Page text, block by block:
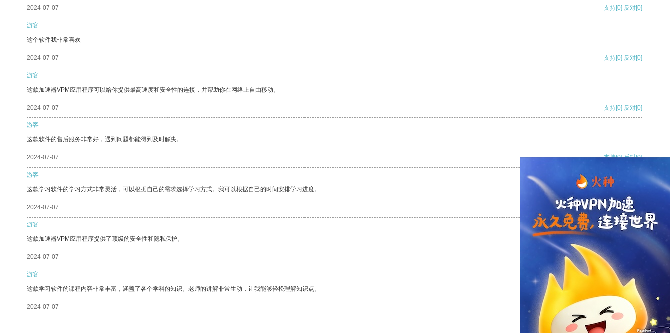
2024-07-07 支持[0] 反对[0]
游客
这个软件我非常喜欢
2024-07-07 支持[0] 反对[0]
游客
这款加速器VPM应用程序可以给你提供最高速度和安全性的连接，并帮助你在网络上自由移动。
2024-07-07 支持[0] 反对[0]
游客
这款软件的售后服务非常好，遇到问题都能得到及时解决。
2024-07-07 支持[0] 反对[0]
游客
这款学习软件的学习方式非常灵活，可以根据自己的需求选择学习方式。我可以根据自己的时间安排学习进度。
2024-07-07 支持[0] 反对
游客
这款加速器VPM应用程序提供了顶级的安全性和隐私保护。
2024-07-07 支持
游客
这款学习软件的课程内容非常丰富，涵盖了各个学科的知识。老师的讲解非常生动，让我能够轻松理解知识点。
2024-07-07 支持 反对 [0]